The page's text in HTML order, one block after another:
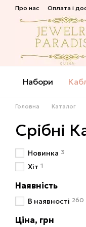
Перейти до
Про нас Оплата і
Набори
Головна Каталог
Срібні
Новинка 3
Хіт 1
Наявність
В наявності 260
Ціна, грн